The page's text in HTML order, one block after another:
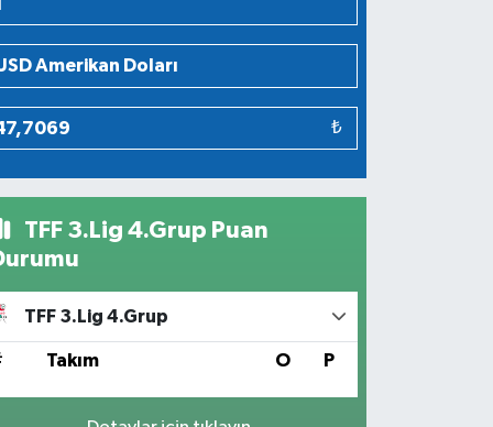
₺
TFF 3.Lig 4.Grup Puan
TFF 3.Lig 4.Grup
Takım O P